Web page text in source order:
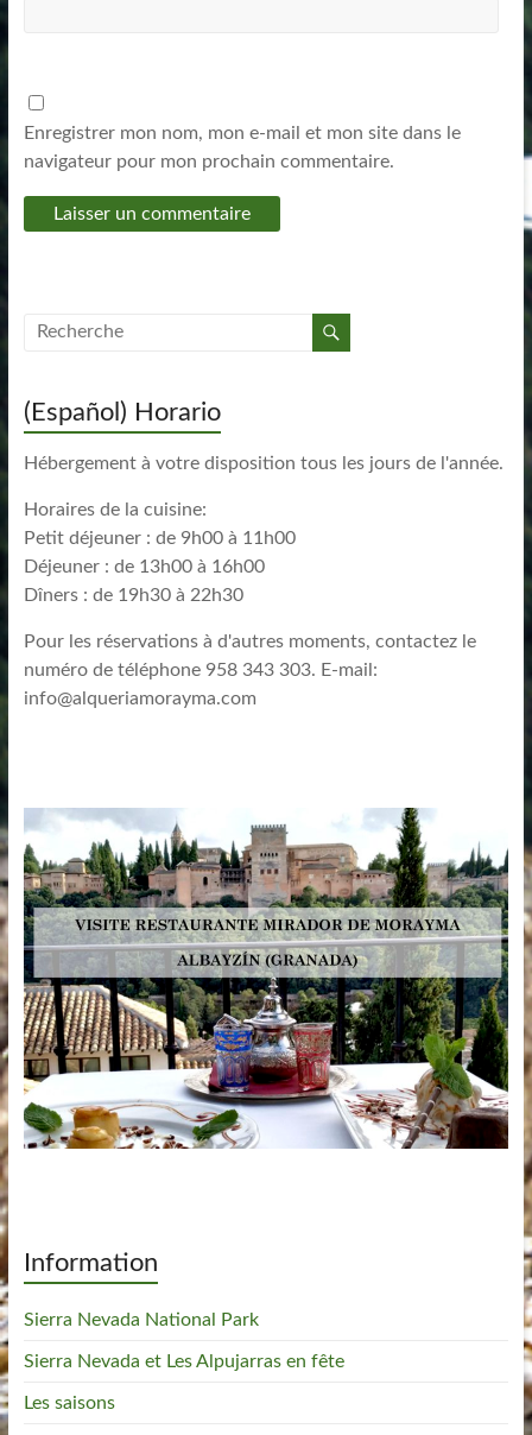
Enregistrer mon nom, mon e-mail et mon site dans le
navigateur pour mon prochain commentaire.
(Español) Horario
Hébergement à votre disposition tous les jours de l'année.
Horaires de la cuisine:
Petit déjeuner : de 9h00 à 11h00
Déjeuner : de 13h00 à 16h00
Dîners : de 19h30 à 22h30
Pour les réservations à d'autres moments, contactez le
numéro de téléphone 958 343 303. E-mail:
info@alqueriamorayma.com
Information
Sierra Nevada National Park
Sierra Nevada et Les Alpujarras en fête
Les saisons